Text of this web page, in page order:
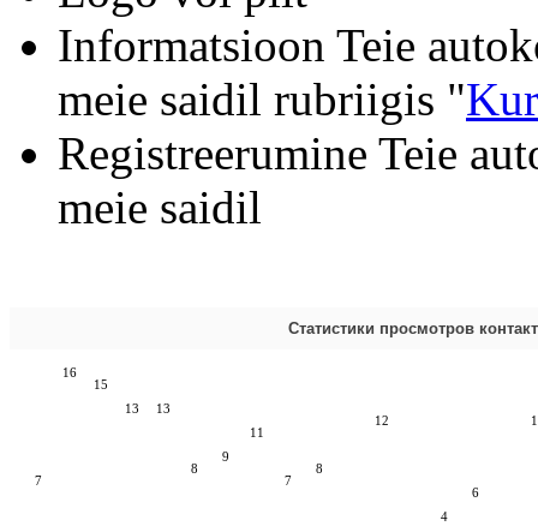
Informatsioon Teie
meie saidil rubriigis "
Registreerumine Teie
meie saidil
Статистики просмотров
7
16
15
13 13
8
9
11
7
8
12
4
6